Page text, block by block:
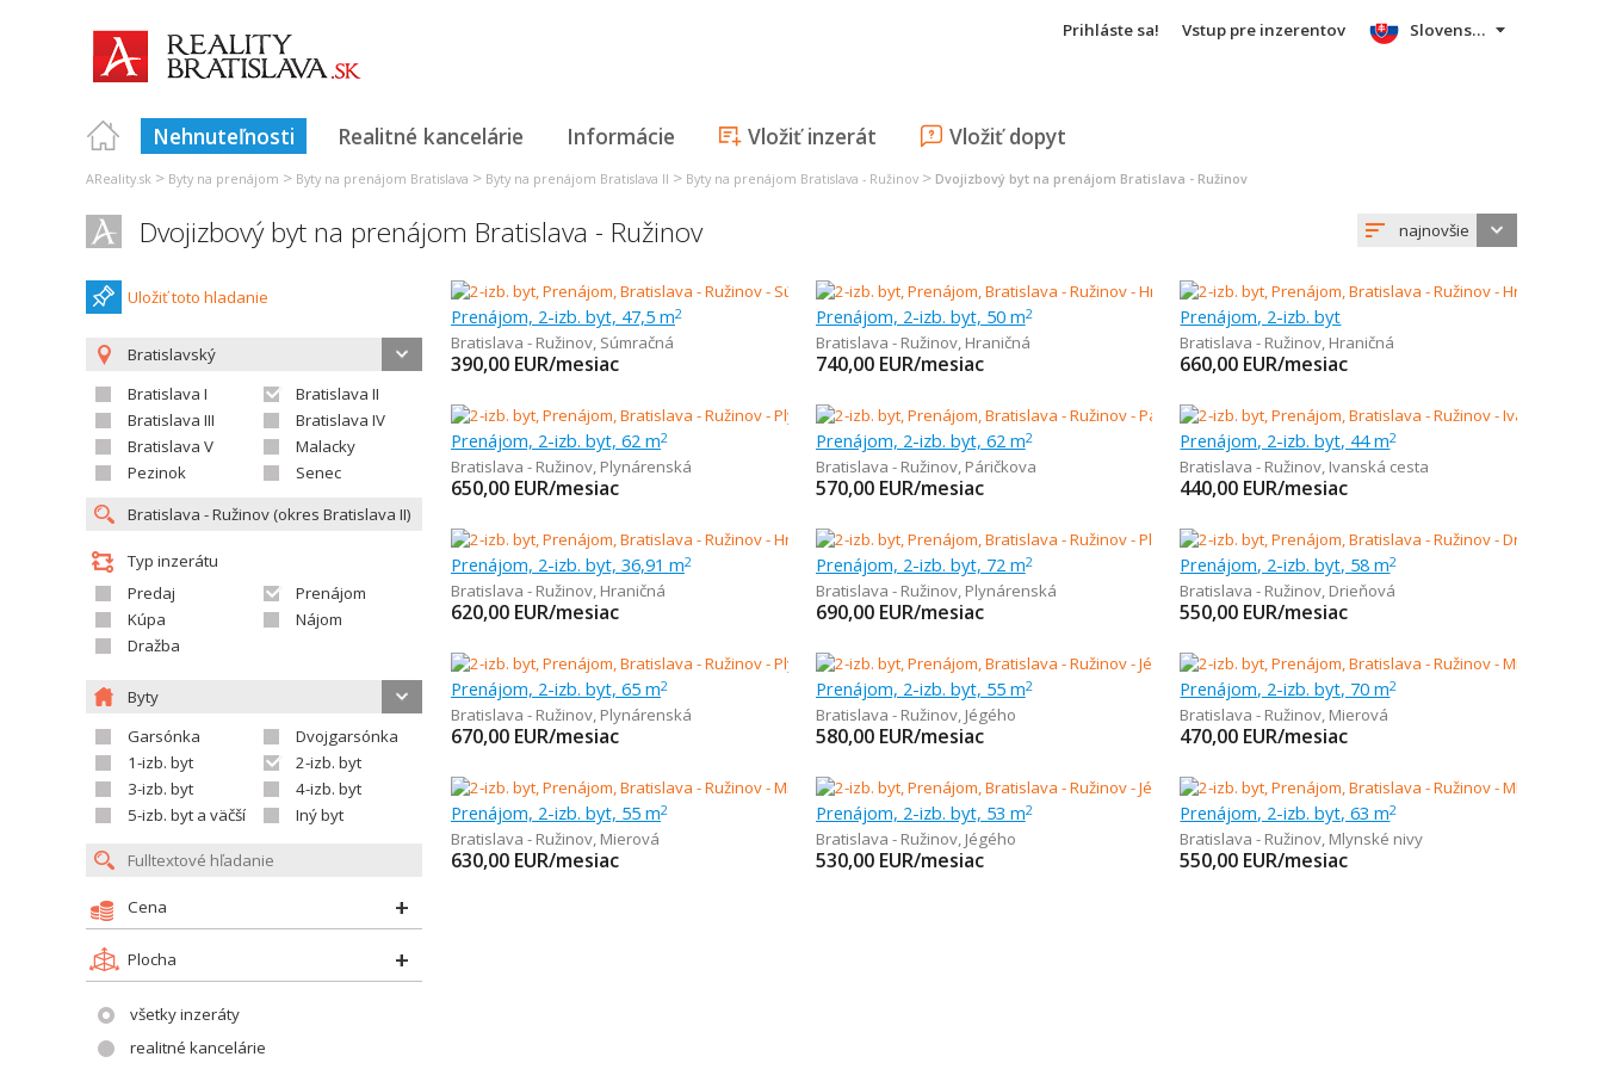
Prihláste sa! Vstup pre inzerentov
Nehnuteľnosti Realitné kancelárie Informácie Vložiť inzerát Vložiť dopyt
Slovensky
AReality.sk > Byty na prenájom > Byty na prenájom Bratislava > Byty na prenájom Bratislava II > Byty na prenájom Bratislava - Ružinov > Dvojizbový byt na prenájom Bratislava - Ružinov
Dvojizbový byt na prenájom Bratislava - Ružinov najnovšie
Uložiť toto hladanie
Bratislavský
Bratislava I
Bratislava II
Bratislava III
Bratislava IV
Bratislava V
Malacky
Pezinok
Senec
Typ inzerátu
Predaj
Prenájom
Kúpa
Nájom
Dražba
Byty
Garsónka
Dvojgarsónka
1-izb. byt
2-izb. byt
3-izb. byt
4-izb. byt
5-izb. byt a väčší
Iný byt
Cena
Plocha
všetky inzeráty
realitné kancelárie
Prenájom, 2-izb. byt, 47,5 m2
Bratislava - Ružinov, Súmračná
390,00 EUR/mesiac
Prenájom, 2-izb. byt, 50 m2
Bratislava - Ružinov, Hraničná
740,00 EUR/mesiac
Prenájom, 2-izb. byt
Bratislava - Ružinov, Hraničná
660,00 EUR/mesiac
Prenájom, 2-izb. byt, 62 m2
Bratislava - Ružinov, Plynárenská
650,00 EUR/mesiac
Prenájom, 2-izb. byt, 62 m2
Bratislava - Ružinov, Páričkova
570,00 EUR/mesiac
Prenájom, 2-izb. byt, 44 m2
Bratislava - Ružinov, Ivanská cesta
440,00 EUR/mesiac
Prenájom, 2-izb. byt, 36,91 m2
Bratislava - Ružinov, Hraničná
620,00 EUR/mesiac
Prenájom, 2-izb. byt, 72 m2
Bratislava - Ružinov, Plynárenská
690,00 EUR/mesiac
Prenájom, 2-izb. byt, 58 m2
Bratislava - Ružinov, Drieňová
550,00 EUR/mesiac
Prenájom, 2-izb. byt, 65 m2
Bratislava - Ružinov, Plynárenská
670,00 EUR/mesiac
Prenájom, 2-izb. byt, 55 m2
Bratislava - Ružinov, Jégého
580,00 EUR/mesiac
Prenájom, 2-izb. byt, 70 m2
Bratislava - Ružinov, Mierová
470,00 EUR/mesiac
Prenájom, 2-izb. byt, 55 m2
Bratislava - Ružinov, Mierová
630,00 EUR/mesiac
Prenájom, 2-izb. byt, 53 m2
Bratislava - Ružinov, Jégého
530,00 EUR/mesiac
Prenájom, 2-izb. byt, 63 m2
Bratislava - Ružinov, Mlynské nivy
550,00 EUR/mesiac